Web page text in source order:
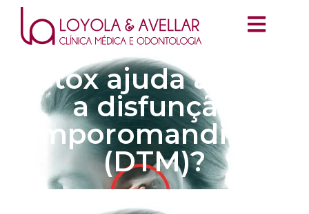
Botox ajuda a tratar
a disfunção
temporomandibular
(DTM)?